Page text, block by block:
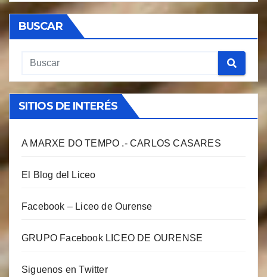
BUSCAR
SITIOS DE INTERÉS
A MARXE DO TEMPO .- CARLOS CASARES
El Blog del Liceo
Facebook – Liceo de Ourense
GRUPO Facebook LICEO DE OURENSE
Siguenos en Twitter